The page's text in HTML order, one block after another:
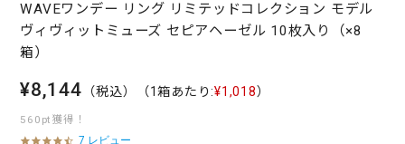
WAVEワンデー リング リミテッドコレクション モデル
ヴィヴィットミューズ セピアヘーゼル 10枚入り（×8
箱）
¥8,144 （税込） （1箱あたり:¥1,018）
560pt獲得！
7 レビュー